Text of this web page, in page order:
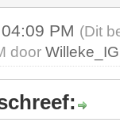
PM (Dit
door